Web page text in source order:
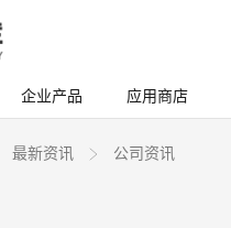
企业产品 应用商店
最新资讯 公司资讯